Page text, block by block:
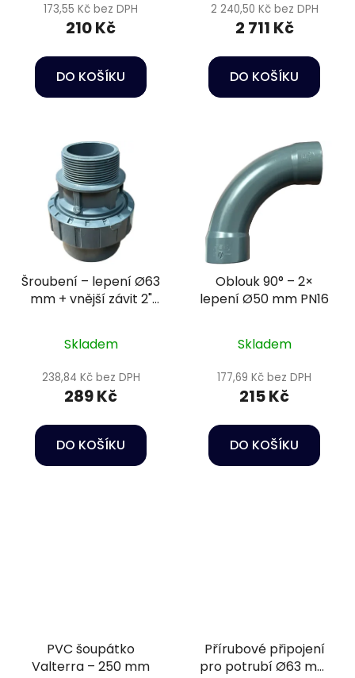
173,55 Kč bez DPH
210 Kč
DO KOŠÍKU
2 240,50 Kč bez DPH
2 711 Kč
DO KOŠÍKU
Šroubení – lepení Ø63
mm + vnější závit 2"
Skladem
238,84 Kč bez DPH
289 Kč
DO KOŠÍKU
Oblouk 90° – 2×
lepení Ø50 mm PN16
Skladem
177,69 Kč bez DPH
215 Kč
DO KOŠÍKU
PVC šoupátko
Valterra – 250 mm
Přírubové připojení
pro potrubí Ø63 mm